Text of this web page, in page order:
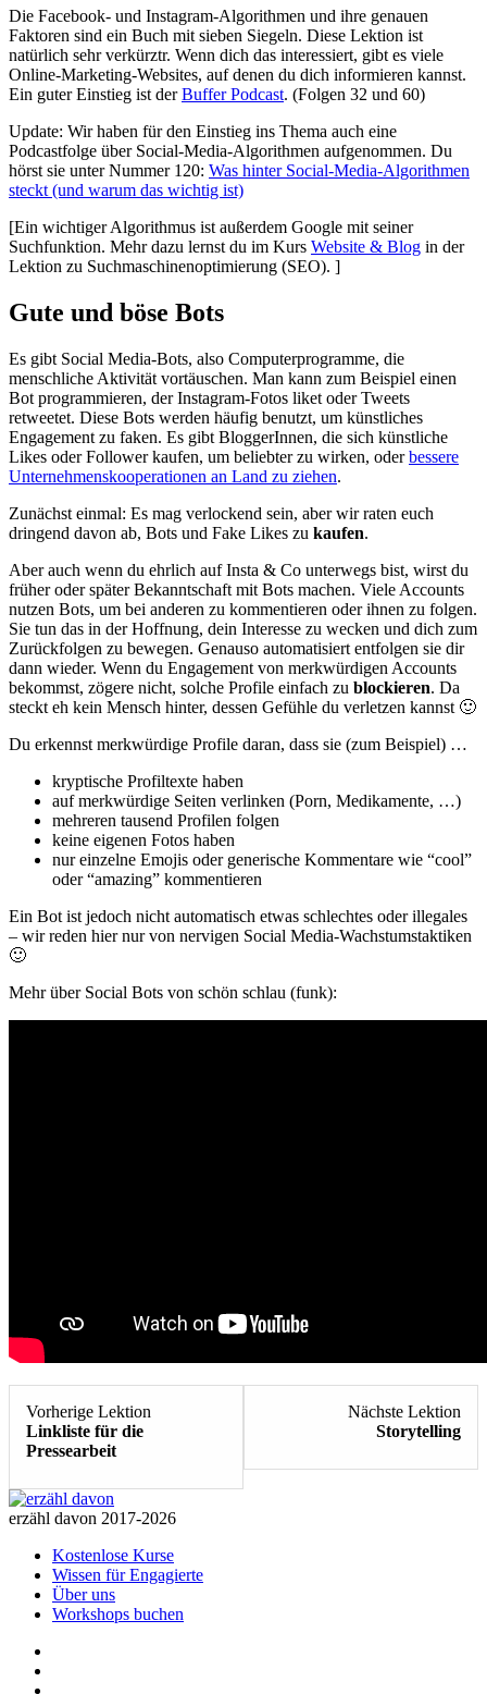
Die Facebook- und Instagram-Algorithmen und ihre genauen
Faktoren sind ein Buch mit sieben Siegeln. Diese Lektion ist
natürlich sehr verkürztr. Wenn dich das interessiert, gibt es viele
Online-Marketing-Websites, auf denen du dich informieren kannst.
Ein guter Einstieg ist derBuffer Podcast. (Folgen 32 und 60)
Update: Wir haben für den Einstieg ins Thema auch eine
Podcastfolge über Social-Media-Algorithmen aufgenommen. Du
hörst sie unter Nummer 120: Was hinter Social-Media-Algorithmen
steckt (und warum das wichtig ist)
[Ein wichtiger Algorithmus ist außerdem Google mit seiner
Suchfunktion. Mehr dazu lernst du im Kurs Website & Blog in der
Lektion zu Suchmaschinenoptimierung (SEO). ]
Gute und böse Bots
Es gibt Social Media-Bots, also Computerprogramme, die
menschliche Aktivität vortäuschen. Man kann zum Beispiel einen
Bot programmieren, der Instagram-Fotos liket oder Tweets
retweetet. Diese Bots werden häufig benutzt, um künstliches
Engagement zu faken. Es gibt BloggerInnen, die sich künstliche
Likes oder Follower kaufen, um beliebter zu wirken, oderbessere
Unternehmenskooperationen an Land zu ziehen.
Zunächst einmal: Es mag verlockend sein, aber wir raten euch
dringend davon ab, Bots und Fake Likes zu kaufen.
Aber auch wenn du ehrlich auf Insta & Co unterwegs bist, wirst du
früher oder später Bekanntschaft mit Bots machen. Viele Accounts
nutzen Bots, um bei anderen zu kommentieren oder ihnen zu folgen.
Sie tun das in der Hoffnung, dein Interesse zu wecken und dich zum
Zurückfolgen zu bewegen. Genauso automatisiert entfolgen sie dir
dann wieder. Wenn du Engagement von merkwürdigen Accounts
bekommst, zögere nicht, solche Profile einfach zu blockieren. Da
steckt eh kein Mensch hinter, dessen Gefühle du verletzen kannst 🙂
Du erkennst merkwürdige Profile daran, dass sie (zum Beispiel) …
kryptische Profiltexte haben
auf merkwürdige Seiten verlinken (Porn, Medikamente, …)
mehreren tausend Profilen folgen
keine eigenen Fotos haben
nur einzelne Emojis oder generische Kommentare wie “cool”
oder “amazing” kommentieren
Ein Bot ist jedoch nicht automatisch etwas schlechtes oder illegales
– wir reden hier nur von nervigen Social Media-Wachstumstaktiken
🙂
Mehr über Social Bots von schön schlau (funk):
Vorherige Lektion
Linkliste für die
Pressearbeit
des
Abschnitts
Nächste Lektion
Storytelling3
des
erzähl davon 2017-2026
Kostenlose Kurse
Wissen für Engagierte
Über uns
Workshops buchen